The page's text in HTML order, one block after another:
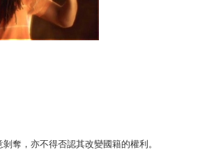
奪，亦不得否認其改變國籍的權利。